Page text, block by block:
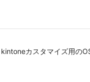
カスタマイズ用の